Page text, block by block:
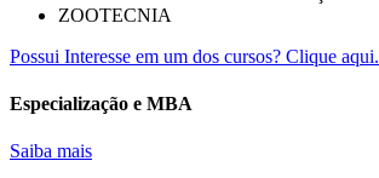
ZOOTECNIA
Possui Interesse em um dos cursos? Clique aqui.
Especialização e MBA
Saiba mais